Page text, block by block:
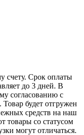
счету. Срок оплаты
до 3 дней. В
согласованию с
будет отгружен
средств на наш
товары со статусом
могут отличаться.